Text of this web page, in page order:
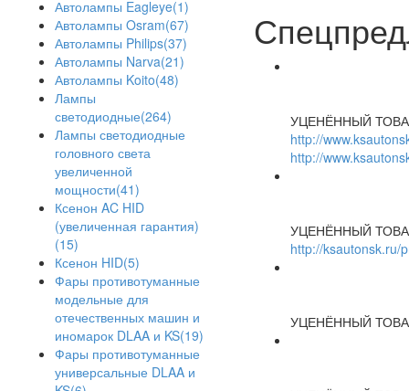
Автолампы Eagleye(1)
Автолампы Osram(67)
Автолампы Philips(37)
Автолампы Narva(21)
Автолампы Koito(48)
Лампы
светодиодные(264)
Лампы светодиодные
головного света
увеличенной
мощности(41)
Ксенон AC HID
(увеличенная гарантия)
(15)
Ксенон HID(5)
Фары противотуманные
модельные для
отечественных машин и
иномарок DLAA и KS(19)
Фары противотуманные
универсальные DLAA и
УЦЕНЁННЫЙ
http://
http://
УЦЕНЁННЫЙ
http://ksautonsk.ru/
УЦЕНЁННЫЙ